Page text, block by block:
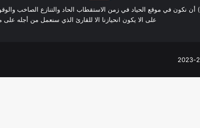
اخترنا في (الساعة24) أن نكون في موقع الحياد في زمن الاستقطاب الحاد والتنازع
على الا يكون انحيازنا الا للقارئ الذي سنعمل من أجله على مدار 24